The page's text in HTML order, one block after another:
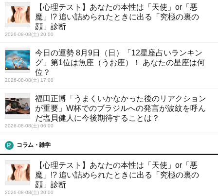
【心理テスト】あなたの本性は「天使」or「悪
魔」!? 追い詰められたときに出る「究極の裏の
顔」診断
2026-08-08(土) 20:00
今日の運勢 8月9日（日）「12星座占いランキン
グ」第1位は魚座（うお座）！ あなたの星座は何
位？
2026-08-08(土) 17:00
福田正博「うまくいかなかった後のリアクション
が重要」W杯でのブラジルへの発言が波紋を呼ん
だ塩貝健人に今後期待することは？
2026-08-08(土) 06:00
コラム・雑学
【心理テスト】あなたの本性は「天使」or「悪
魔」!? 追い詰められたときに出る「究極の裏の
顔」診断
2026-08-08(土) 20:00